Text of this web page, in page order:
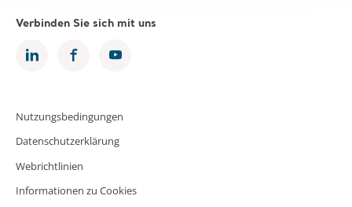
Verbinden Sie sich mit uns
Nutzungsbedingungen
Datenschutzerklärung
Webrichtlinien
Informationen zu Cookies